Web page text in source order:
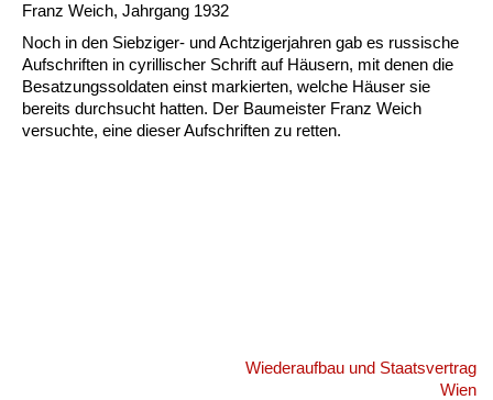
Kategorie
Besatzungsmächte
Frauen, Mütter, Kinder
Wiederaufbau und
Franz Weich, Jahrgang 1932
Noch in den Siebziger- und Achtzigerjahren gab es russische
Aufschriften in cyrillischer Schrift auf Häusern, mit denen die
Besatzungssoldaten einst markierten, welche Häuser sie
bereits durchsucht hatten. Der Baumeister Franz Weich
versuchte, eine dieser Aufschriften zu retten.
Wiederaufbau und Staatsvertrag
Wien